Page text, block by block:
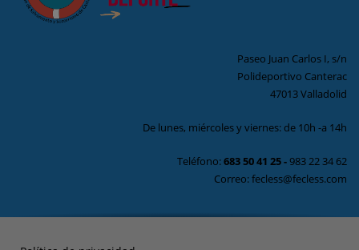
Paseo Juan Carlos I, s/n
Polideportivo Canterac
47013 Valladolid
De lunes, miércoles y viernes: de 10h -a 14h
Teléfono:683 50 41 25-983 22 34 62
Correo: fecless@fecless.com